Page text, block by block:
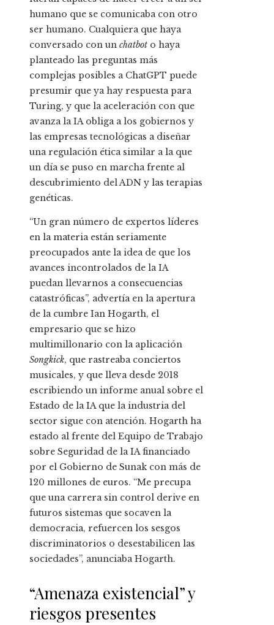
humano que se comunicaba con otro
ser humano. Cualquiera que haya
conversado con un chatbot o haya
planteado las preguntas más
complejas posibles a ChatGPT puede
presumir que ya hay respuesta para
Turing, y que la aceleración con que
avanza la IA obliga a los gobiernos y
las empresas tecnológicas a diseñar
una regulación ética similar a la que
un día se puso en marcha frente al
descubrimiento del ADN y las terapias
genéticas.
“Un gran número de expertos líderes
en la materia están seriamente
preocupados ante la idea de que los
avances incontrolados de la IA
puedan llevarnos a consecuencias
catastróficas”, advertía en la apertura
de la cumbre Ian Hogarth, el
empresario que se hizo
multimillonario con la aplicación
Songkick, que rastreaba conciertos
musicales, y que lleva desde 2018
escribiendo un informe anual sobre el
Estado de la IA que la industria del
sector sigue con atención. Hogarth ha
estado al frente del Equipo de Trabajo
sobre Seguridad de la IA financiado
por el Gobierno de Sunak con más de
120 millones de euros. “Me precupa
que una carrera sin control derive en
futuros sistemas que socaven la
democracia, refuercen los sesgos
discriminatorios o desestabilicen las
sociedades”, anunciaba Hogarth.
“Amenaza existencial” y
riesgos presentes